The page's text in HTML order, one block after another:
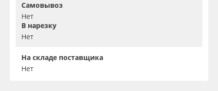
Самовывоз
Нет
В нарезку
Нет
На складе поставщика
Нет